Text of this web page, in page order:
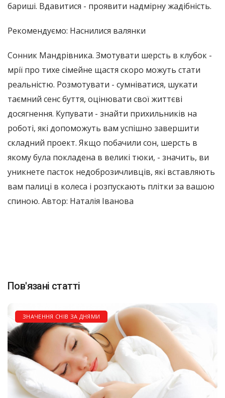
бариші. Вдавитися - проявити надмірну жадібність.
Рекомендуємо: Наснилися валянки
Сонник Мандрівника. Змотувати шерсть в клубок -
мрії про тихе сімейне щастя скоро можуть стати
реальністю. Розмотувати - сумніватися, шукати
таємний сенс буття, оцінювати свої життєві
досягнення. Купувати - знайти прихильників на
роботі, які допоможуть вам успішно завершити
складний проект. Якщо побачили сон, шерсть в
якому була покладена в великі тюки, - значить, ви
уникнете пасток недоброзичливців, які вставляють
вам палиці в колеса і розпускають плітки за вашою
спиною. Автор: Наталія Іванова
Пов'язані статті
ЗНАЧЕННЯ СНІВ ЗА ДНЯМИ